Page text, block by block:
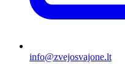
info@zvejosvajone.lt